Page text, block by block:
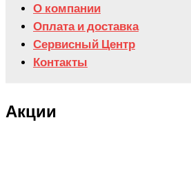
О компании
Оплата и доставка
Сервисный Центр
Контакты
Акции